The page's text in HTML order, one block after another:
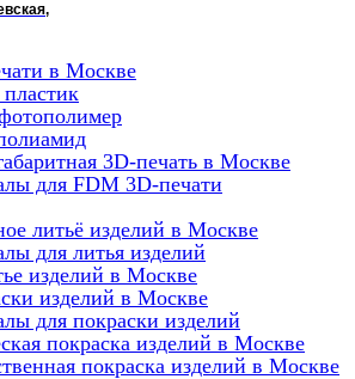
в Москве
3D-печать в Москве
для FDM 3D-печати
литьё изделий в Москве
для литья изделий
изделий в Москве
изделий в Москве
для покраски изделий
покраска изделий в Москве
покраска изделий в Москве